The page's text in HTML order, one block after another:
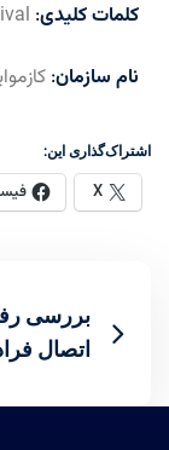
کلمات کلیدی:
نام سازمان:
اشتراک‌گذاری این:
X
بررسی
اتصال